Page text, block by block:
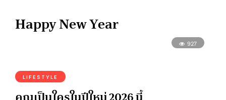
Happy New Year
927
LIFESTYLE